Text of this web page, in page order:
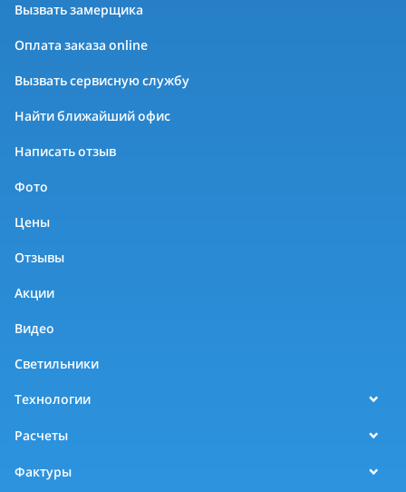
Вызвать замерщика
Оплата заказа online
Вызвать сервисную службу
Найти ближайший офис
Написать отзыв
Фото
Цены
Отзывы
Акции
Видео
Светильники
Технологии
Расчеты
Фактуры